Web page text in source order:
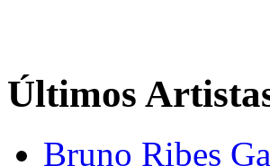
Últimos
Bruno Ribes